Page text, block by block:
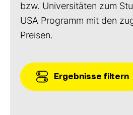
bzw. Universitäten zum
USA Programm mit den
Preisen.
Ergebnisse filtern